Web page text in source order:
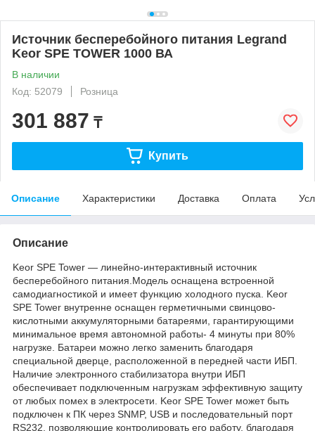
Источник бесперебойного питания Legrand
Keor SPE TOWER 1000 ВА
В наличии
Код: 52079
Розница
301 887 ₸
Купить
Описание Характеристики Доставка Оплата
Описание
Keor SPE Tower — линейно-интерактивный источник
бесперебойного питания.Модель оснащена встроенной
самодиагностикой и имеет функцию холодного пуска. Keor
SPE Tower внутренне оснащен герметичными свинцово-
кислотными аккумуляторными батареями, гарантирующими
минимальное время автономной работы- 4 минуты при 80%
нагрузке. Батареи можно легко заменить благодаря
специальной дверце, расположенной в передней части ИБП.
Наличие электронного стабилизатора внутри ИБП
обеспечивает подключенным нагрузкам эффективную защиту
от любых помех в электросети. Keor SPE Tower может быть
подключен к ПК через SNMP, USB и последовательный порт
RS232, позволяющие контролировать его работу, благодаря